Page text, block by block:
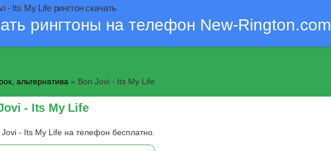
- Its My Life рингтон скачать
рингтоны на телефон New-Rington.com
альтернатива» Bon Jovi - Its My Life
- Its My Life
Jovi - Its My Life на телефон бесплатно.